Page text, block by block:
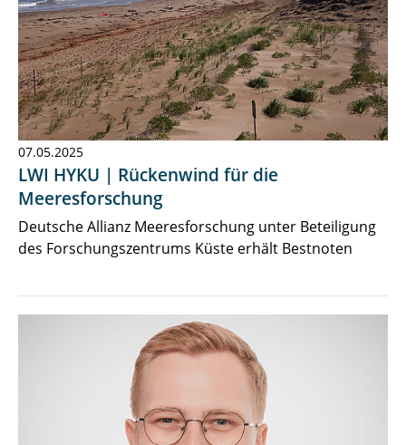
07.05.2025
LWI HYKU | Rückenwind für die
Meeresforschung
Deutsche Allianz Meeresforschung unter Beteiligung
des Forschungszentrums Küste erhält Bestnoten